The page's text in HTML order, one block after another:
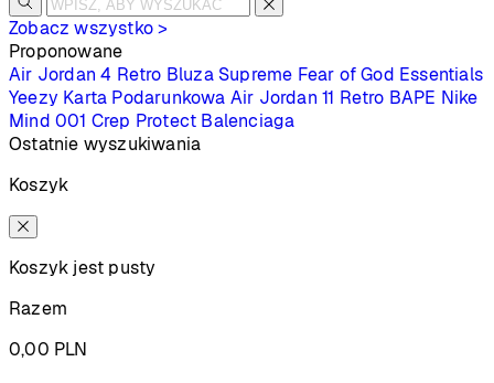
Zobacz wszystko >
Proponowane
Air Jordan 4 Retro Bluza Supreme Fear of God Essentials
Yeezy Karta Podarunkowa Air Jordan 11 Retro BAPE Nike
Mind 001 Crep Protect Balenciaga
Ostatnie wyszukiwania
Koszyk
Koszyk jest pusty
Razem
0,00 PLN